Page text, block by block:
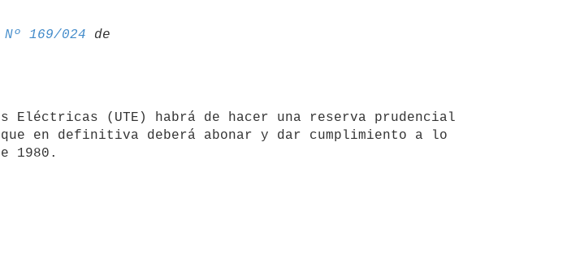
Nº 169/024 de
en definitiva deberá abonar y dar cumplimiento a lo